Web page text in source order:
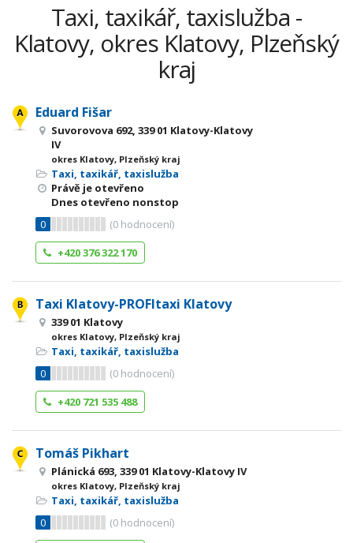
Taxi, taxikář, taxislužba -
Klatovy, okres Klatovy, Plzeňský
kraj
Eduard Fišar
Suvorovova 692, 339 01 Klatovy-Klatovy
IV
okres Klatovy, Plzeňský kraj
Taxi, taxikář, taxislužba
Právě je otevřeno
Dnes otevřeno nonstop
0
(0 hodnocení)
+420 376 322 170
Taxi Klatovy-PROFItaxi Klatovy
339 01 Klatovy
okres Klatovy, Plzeňský kraj
Taxi, taxikář, taxislužba
0
(0 hodnocení)
+420 721 535 488
Tomáš Pikhart
Plánická 693, 339 01 Klatovy-Klatovy IV
okres Klatovy, Plzeňský kraj
Taxi, taxikář, taxislužba
0
(0 hodnocení)